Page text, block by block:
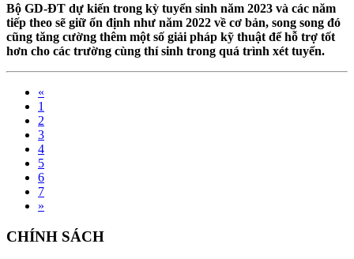
Bộ GD-ĐT dự kiến trong kỳ tuyển sinh năm 2023 và các năm
tiếp theo sẽ giữ ổn định như năm 2022 về cơ bản, song song đó
cũng tăng cường thêm một số giải pháp kỹ thuật để hỗ trợ tốt
hơn cho các trường cùng thí sinh trong quá trình xét tuyển.
«
1
2
3
4
5
6
7
»
CHÍNH SÁCH